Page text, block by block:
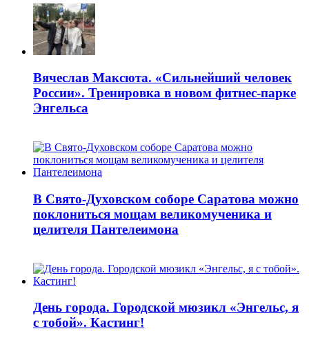
Вячеслав Максюта. «Сильнейший человек
России». Тренировка в новом фитнес-парке
Энгельса
В Свято-Духовском соборе Саратова можно
поклониться мощам великомученика и
целителя Пантелеимона
День города. Городской мюзикл «Энгельс, я
с тобой». Кастинг!